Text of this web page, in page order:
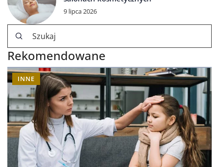
9 lipca 2026
Rekomendowane
INNE